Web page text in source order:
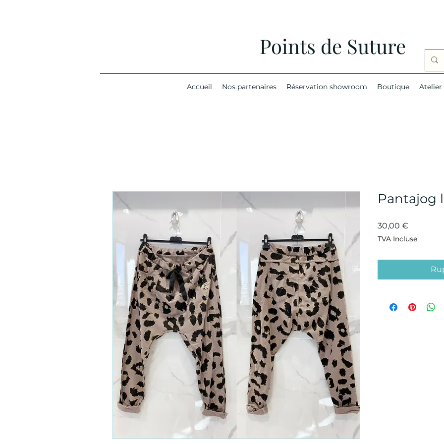
Points de Suture
Accueil Nos partenaires Réservation showroom Boutique Atelier
Pantajog
30,00 €
TVA Incluse